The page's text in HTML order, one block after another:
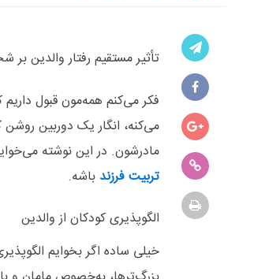
تأثیر مستقیم رفتار والدین
فکر می‌کنم همه‌مون قبول
می‌کنه، انگار یک دوربین
مادرشون. در این نوشته
تربیت فرزند باشه.
الگوپذیری کودکان از والدین
خیلی ساده اگر بخوایم